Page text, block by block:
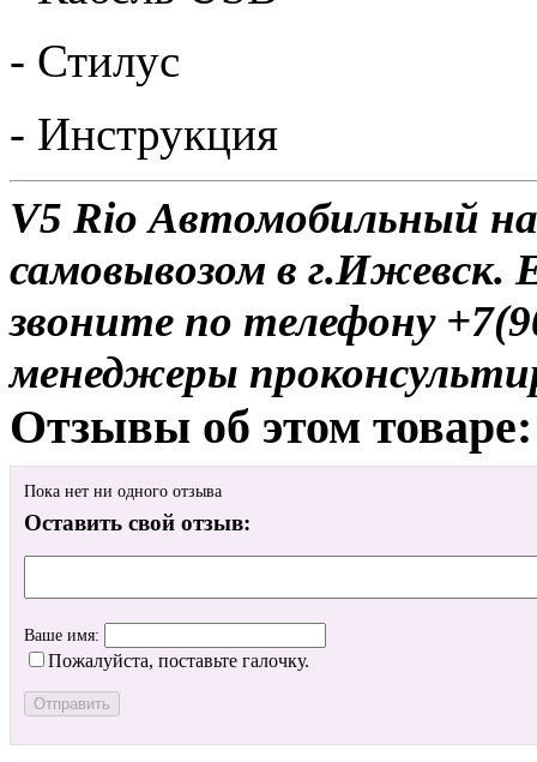
- Стилус
- Инструкция
V5 Rio Автомобильный
самовывозом в г.Ижевск.
звоните по телефону
менеджеры
Отзывы об этом товаре:
Пока нет ни одного отзыва
Оставить свой отзыв:
Ваше имя:
Пожалуйста, поставьте галочку.